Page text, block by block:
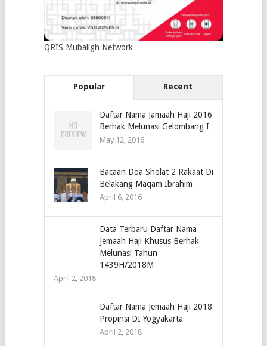
QRIS Mubaligh Network
Popular Recent
Daftar Nama Jamaah Haji 2016
Berhak Melunasi Gelombang I
May 12, 2016
Bacaan Doa Sholat 2 Rakaat Di
Belakang Maqam Ibrahim
April 6, 2016
Data Terbaru Daftar Nama
Jemaah Haji Khusus Berhak
Melunasi Tahun
1439H/2018M
April 2, 2018
Daftar Nama Jemaah Haji 2018
Propinsi DI Yogyakarta
April 2, 2018